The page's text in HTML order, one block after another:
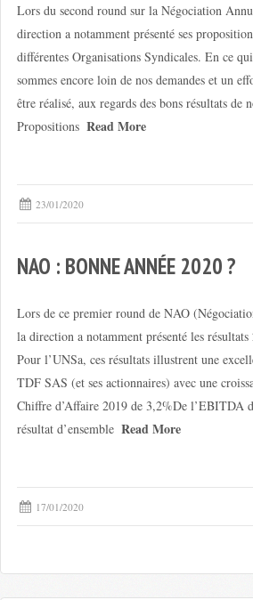
Lors du second round sur la Négociation
direction a notamment présenté ses
différentes Organisations Syndicales. En ce
sommes encore loin de nos demandes et un
être réalisé, aux regards des bons résultats de
Propositions Read More
23/01/2020
NAO : BONNE ANNÉE 2020 ?
Lors de ce premier round de NAO
la direction a notamment présenté les résultats
Pour l’UNSa, ces résultats illustrent une
TDF SAS (et ses actionnaires) avec une
Chiffre d’Affaire 2019 de 3,2%De l’EBITDA
résultat d’ensemble Read More
17/01/2020